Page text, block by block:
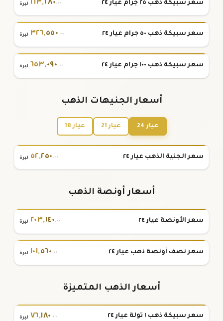
سعر سبيكة ذهب ٢٥ جرام عيار ٢٤ ١٦٣,٢٨٠.٠٠ ليرة
سعر سبيكة ذهب ٥٠ جرام عيار ٢٤ ٣٢٦,٥٥٠.٠٠ ليرة
سعر سبيكة ذهب ١٠٠ جرام عيار ٢٤ ٦٥٣,٠٩٠.٠٠ ليرة
أسعار الجنيهات الذهب
عيار 24 عيار 21 عيار 18
سعر الجنية الذهب عيار ٢٤ ٥٢,٢٥٠ .٠٠ ليرة
أسعار أونصة الذهب
سعر الأونصة عيار ٢٤ ٢٠٣,١٤٠.٠٠ ليرة
سعر نصف أونصة ذهب عيار ٢٤ ١٠١,٥٦٠.٠٠ ليرة
أسعار الذهب المتميزة
سعر سبيكة ذهب ١ تولة عيار ٢٤ ٧٦,١٨٠ .٠٠ ليرة